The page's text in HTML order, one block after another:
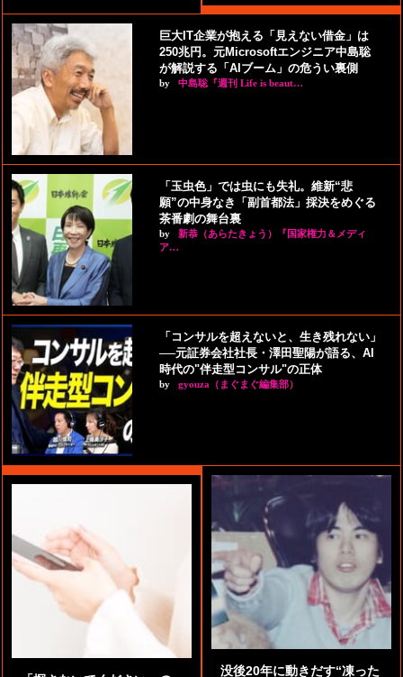
巨大IT企業が抱える「見えない借金」は
250兆円。元Microsoftエンジニア中島聡
が解説する「AIブーム」の危うい裏側
by 中島聡『週刊 Life is beaut…
「玉虫色」では虫にも失礼。維新“悲
願”の中身なき「副首都法」採決をめぐる
茶番劇の舞台裏
by
新恭（あらたきょう）『国家権力＆メディ
ア…
「コンサルを超えないと、生き残れない」
──元証券会社社長・澤田聖陽が語る、AI
時代の"伴走型コンサル"の正体
by gyouza（まぐまぐ編集部）
没後20年に動きだす“凍った